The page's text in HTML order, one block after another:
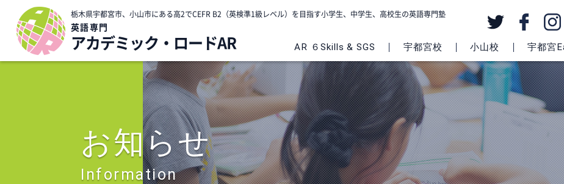
栃木県宇都宮市、小山市にある高2でCEFR B2（英検準1級レベル）を目指す小学生、中学生、高校生の英語専門塾
英語専門
アカデミック・ロードAR AR ６Skills & SGS 宇都宮校 小山校 宇都宮
お知らせ
Information